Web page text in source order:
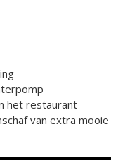
het restaurant
van extra mooie